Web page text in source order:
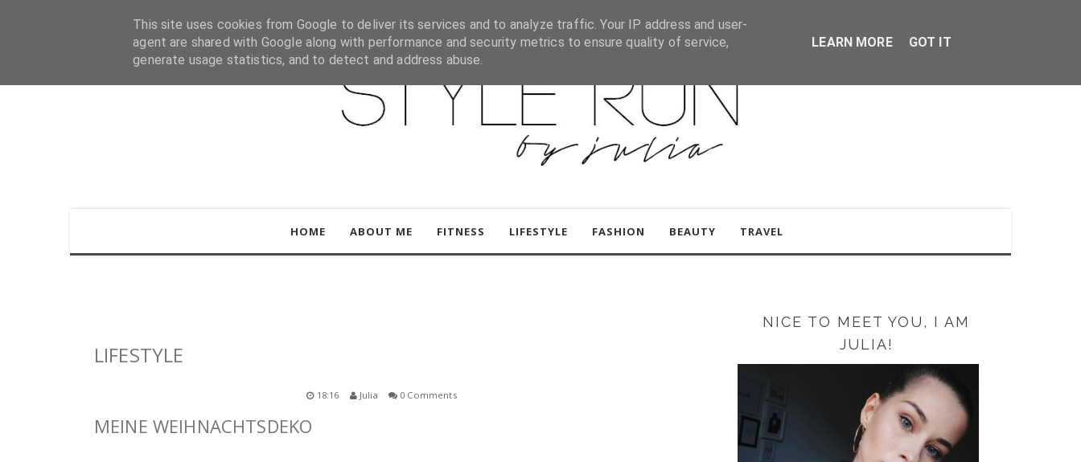
HOME ABOUT ME FITNESS LIFESTYLE FASHION BEAUTY TRAVEL
LIFESTYLE
18:16 Julia 0 Comments
MEINE WEIHNACHTSDEKO
NICE TO MEET YOU, I AM
JULIA!
This site uses cookies from Google to deliver its services and to analyze traffic. Your IP address and user-
agent are shared with Google along with performance and security metrics to ensure quality of service,
generate usage statistics, and to detect and address abuse.
LEARN MORE GOT IT